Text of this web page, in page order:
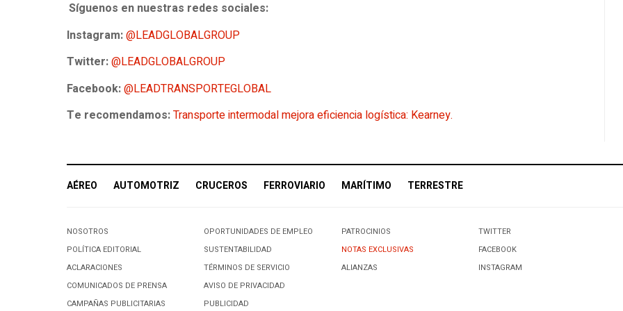
Síguenos en nuestras redes sociales:
Instagram:@LEADGLOBALGROUP
Twitter:@LEADGLOBALGROUP
Facebook:@LEADTRANSPORTEGLOBAL
Te recomendamos:Transporte intermodal mejora eficiencia logística: Kearney.
AÉREO AUTOMOTRIZ CRUCEROS FERROVIARIO MARÍTIMO TERRESTRE
NOSOTROS
POLÍTICA EDITORIAL
ACLARACIONES
COMUNICADOS DE PRENSA
CAMPAÑAS PUBLICITARIAS
OPORTUNIDADES DE EMPLEO
SUSTENTABILIDAD
TÉRMINOS DE SERVICIO
AVISO DE PRIVACIDAD
PUBLICIDAD
PATROCINIOS
NOTAS EXCLUSIVAS
ALIANZAS
TWITTER
FACEBOOK
INSTAGRAM